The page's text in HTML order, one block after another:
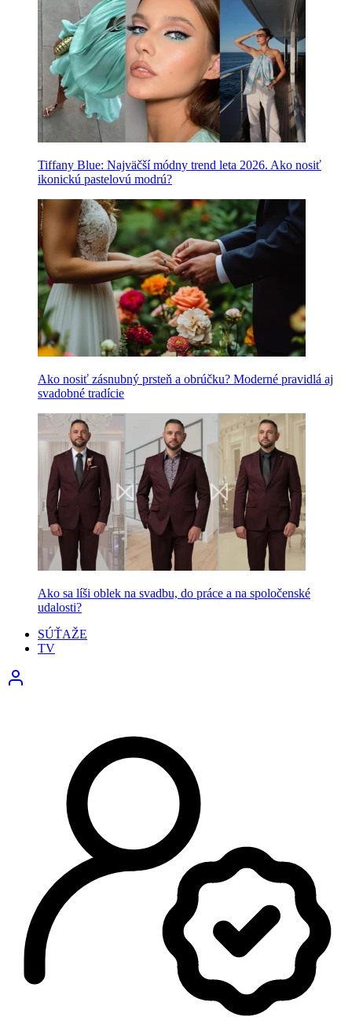
Tiffany Blue: Najväčší módny trend leta 2026. Ako nosiť
ikonickú pastelovú modrú?
Ako nosiť zásnubný prsteň a obrúčku? Moderné pravidlá aj
svadobné tradície
Ako sa líši oblek na svadbu, do práce a na spoločenské
udalosti?
SÚŤAŽE
TV